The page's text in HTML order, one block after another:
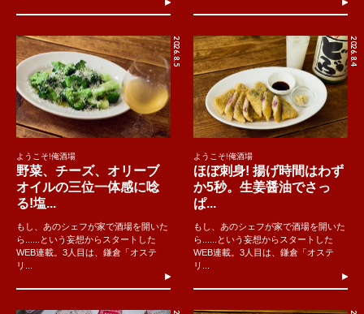
2026.8.5
ようこそ!俺酒場
野菜、チーズ、オリーブ
オイルの三位一体感に唸
る!塩...
もし、あのシェフが家で酒場を開いた
ら......という妄想からスタートした
WEB連載。3人目は、鎌倉「オステ
リ...
2026.8.4
ようこそ!俺酒場
ほぼ刺身! 揚げ時間はわず
か5秒。生姜醤油でさっ
ぱ...
もし、あのシェフが家で酒場を開いた
ら......という妄想からスタートした
WEB連載。3人目は、鎌倉「オステ
リ...